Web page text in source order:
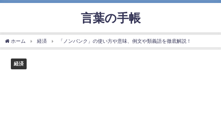
言葉の手帳
ホーム 経済 「ノンバンク」の使い方や意味、例文や類義語を徹底解説！
経済